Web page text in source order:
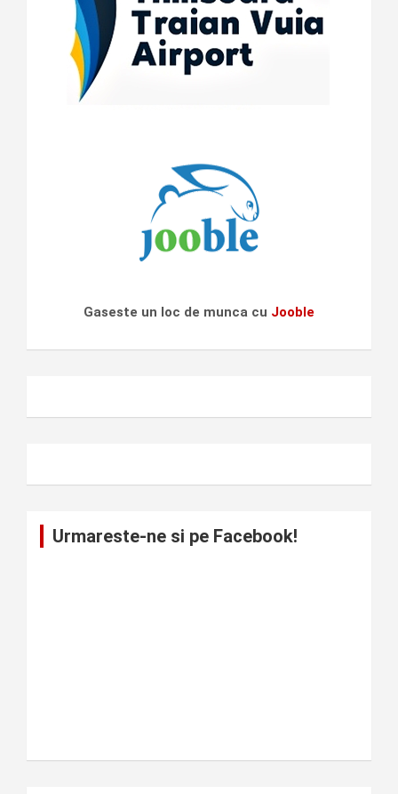
Gaseste un loc de munca cu Jooble
Urmareste-ne si pe Facebook!